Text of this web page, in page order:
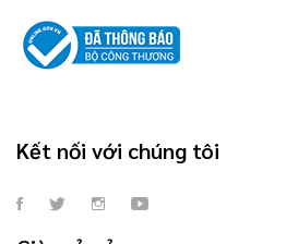
Kết nối với chúng tôi